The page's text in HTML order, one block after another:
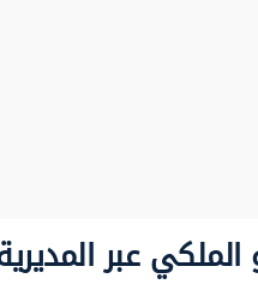
عبر